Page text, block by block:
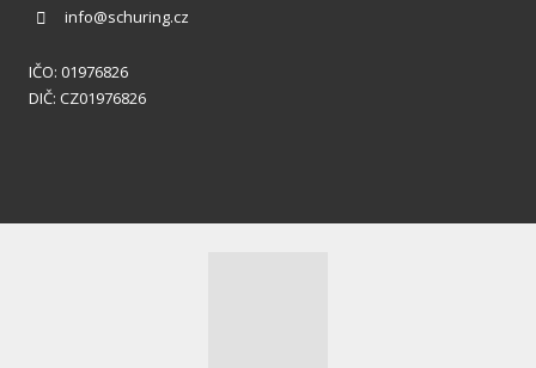
info@schuring.cz
IČO: 01976826
DIČ: CZ01976826